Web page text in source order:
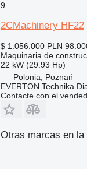
9
2CMachinery HF22
$ 1.056.000 PLN
Maquinaria de
22 kW (29.93 Hp)
Polonia, Poznań
EVERTON Technika
Contacte con el
Otras marcas en